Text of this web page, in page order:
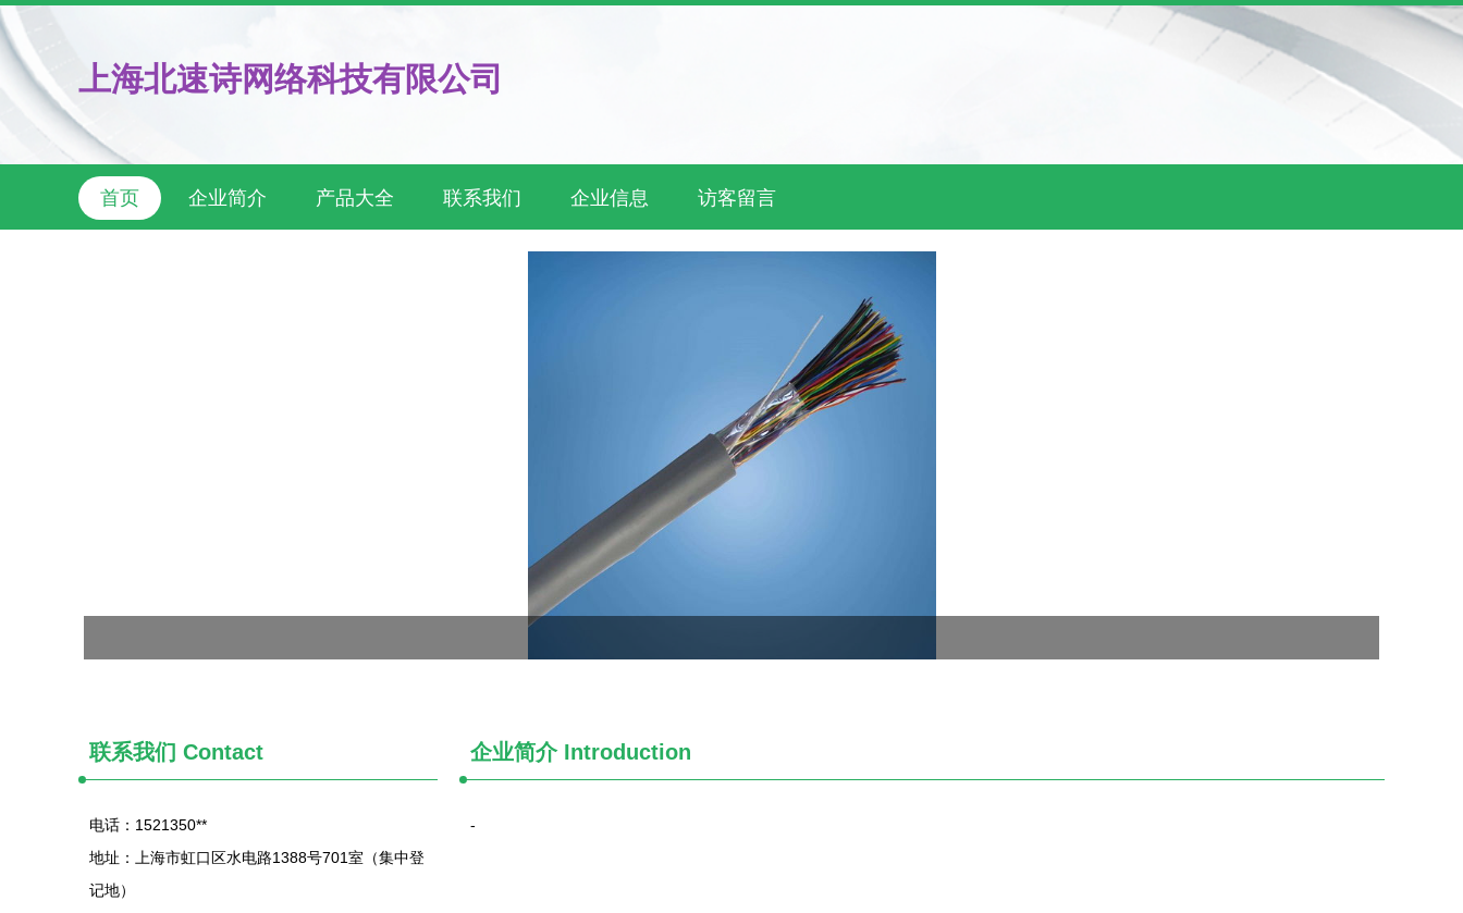
上海北速诗网络科技有限公司
首页 企业简介 产品大全 联系我们 企业信息 访客留言
联系我们 Contact
电话：1521350**
地址：上海市虹口区水电路1388号701室（集中登
记地）
企业简介Introduction
-